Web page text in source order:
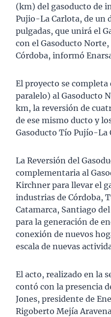
(km) del gasoducto de
Pujio-La Carlota, de un
pulgadas, que unirá el
con el Gasoducto
Córdoba, informó
El proyecto se
paralelo) al Gasoducto
km, la reversión de
de ese mismo ducto y
Gasoducto Tío Pujío-La
La Reversión del
complementaria al
Kirchner para llevar el
industrias de Córdoba,
Catamarca, Santiago
para la generación de
conexión de nuevos
escala de nuevas
El acto, realizado en la
contó con la presencia
Jones, presidente de
Rigoberto Mejía